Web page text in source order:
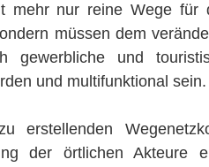
mehr nur reine Wege für
müssen dem
gewerbliche und
und multifunktional sein.
erstellenden
der örtlichen Akteure